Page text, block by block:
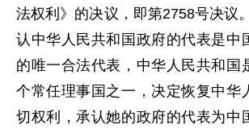
法权利》的决议，即第2758号决议
认中华人民共和国政府的代表是中
的唯一合法代表，中华人民共和国
个常任理事国之一，决定恢复中华
切权利，承认她的政府的代表为中